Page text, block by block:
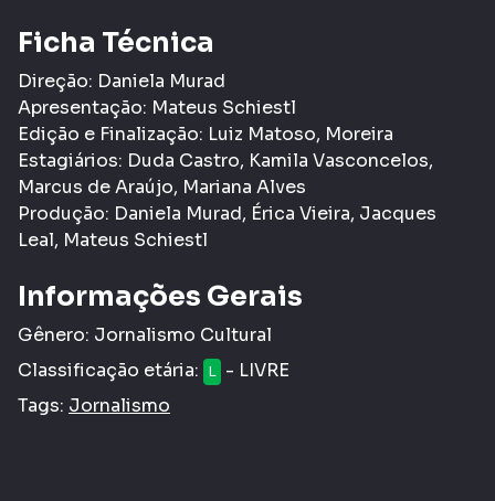
Ficha Técnica
Direção: Daniela Murad
Apresentação: Mateus Schiestl
Edição e Finalização: Luiz Matoso, Moreira
Estagiários: Duda Castro, Kamila Vasconcelos,
Marcus de Araújo, Mariana Alves
Produção: Daniela Murad, Érica Vieira, Jacques
Leal, Mateus Schiestl
Informações Gerais
Gênero: Jornalismo Cultural
Classificação etária:
L - LIVRE
Tags: Jornalismo